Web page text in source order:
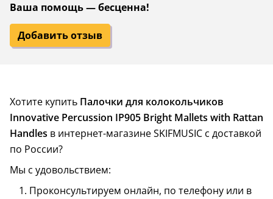
Ваша помощь — бесценна!
Добавить отзыв
Хотите купить Палочки для колокольчиков
Innovative Percussion IP905 Bright Mallets with Rattan
Handles в интернет-магазине SKIFMUSIC с доставкой
по России?
Мы с удовольствием:
Проконсультируем онлайн, по телефону или в